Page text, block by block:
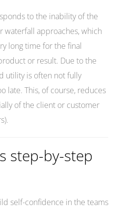
to the inability of the
approaches, which
long time for the final
or result. Due to the
utility is often not fully
late. This, of course, reduces
of the client or customer
step-by-step
self-confidence in the teams